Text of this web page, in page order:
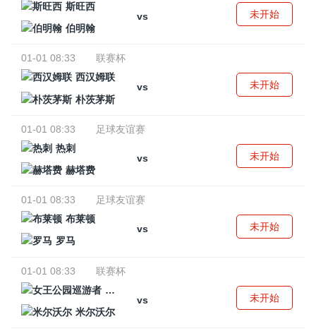
斯旺西
vs
伯明翰
未开始
01-01 08:33
联赛杯
西汉姆联
vs
朴茨茅斯
未开始
01-01 08:33
足球友谊赛
热刺
vs
赫塔费
未开始
01-01 08:33
足球友谊赛
布莱顿
vs
罗马
未开始
01-01 08:33
联赛杯
女王公园巡游者
vs
米尔沃尔
未开始